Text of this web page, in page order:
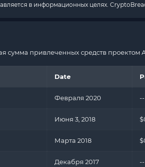
в информационных целях.
сумма привлеченных средств проектом
Date
Февраля 2020 --
Июня 3, 2018
Марта 2018
Декабря 2017 --